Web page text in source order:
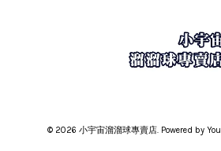
© 2026 小宇宙溜溜球專賣店. Powered by